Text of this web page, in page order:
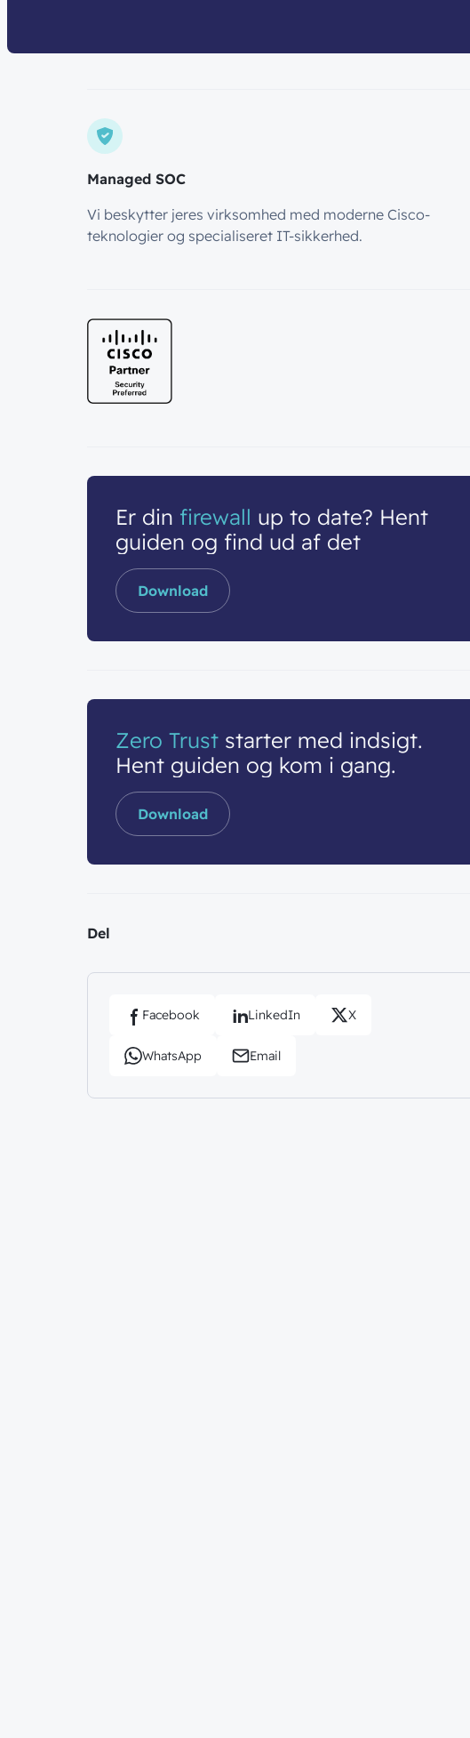
Managed SOC
Vi beskytter jeres virksomhed med moderne Cisco-
teknologier og specialiseret IT-sikkerhed.
Er din firewall up to date? Hent
guiden og find ud af det
Download
Zero Trust starter med indsigt.
Hent guiden og kom i gang.
Download
Del
Facebook LinkedIn X
WhatsApp Email